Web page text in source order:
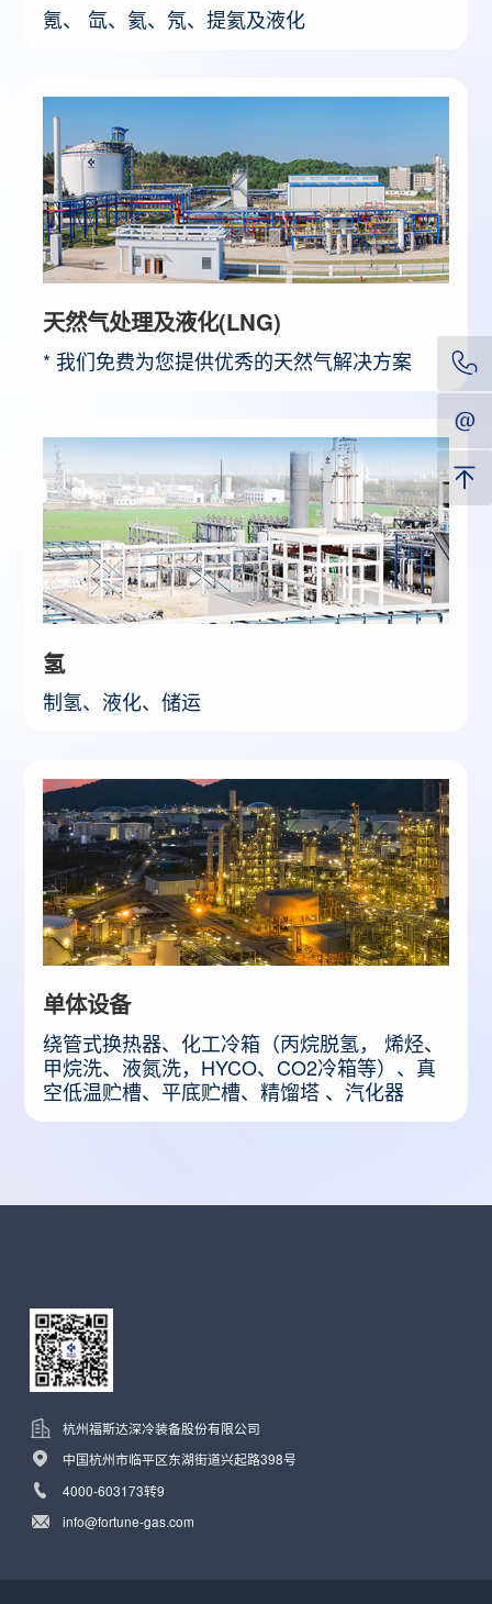
氪、 氙、氦、氖、提氦及液化
天然气处理及液化(LNG)
* 我们免费为您提供优秀的天然气解决方案
氢
​制氢、液化、储运
单体设备
绕管式换热器、化工冷箱（丙烷脱氢， 烯烃、
甲烷洗、液氮洗，HYCO、CO2冷箱等）、真
空低温贮槽、平底贮槽、精馏塔 、汽化器
杭州福斯达深冷装备股份有限公司
中国杭州市临平区东湖街道兴起路398号
4000-603173转9
info@fortune-gas.com